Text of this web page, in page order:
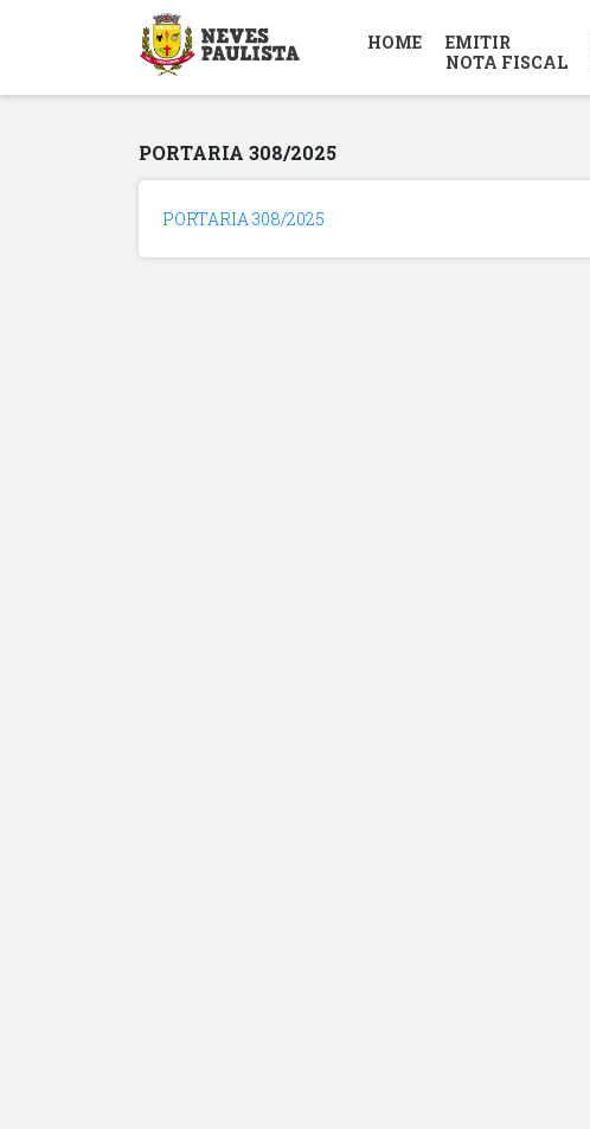
HOME
EMITIR
NOTA FISCAL
PORTARIA 308/2025
PORTARIA 308/2025